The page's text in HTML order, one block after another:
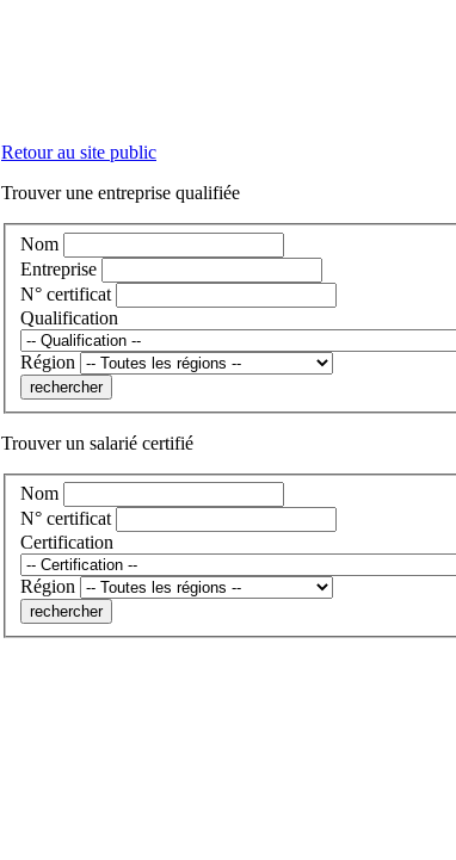
Retour au site public
Trouver une entreprise qualifiée
Nom
Entreprise
N° certificat
Qualification
Région
Trouver un salarié certifié
Nom
N° certificat
Certification
Région